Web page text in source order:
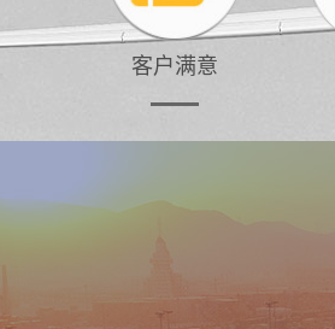
客户满意